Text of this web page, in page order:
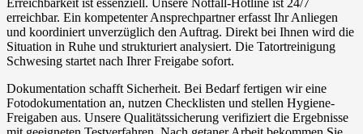
Erreichbarkeit ist essenziell. Unsere Notfall-Hotline ist 24/7
erreichbar. Ein kompetenter Ansprechpartner erfasst Ihr Anliegen
und koordiniert unverzüglich den Auftrag. Direkt bei Ihnen wird die
Situation in Ruhe und strukturiert analysiert. Die Tatortreinigung
Schwesing startet nach Ihrer Freigabe sofort.
Dokumentation schafft Sicherheit. Bei Bedarf fertigen wir eine
Fotodokumentation an, nutzen Checklisten und stellen Hygiene-
Freigaben aus. Unsere Qualitätssicherung verifiziert die Ergebnisse